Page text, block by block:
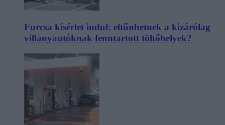
Furcsa kísérlet indul: eltűnhetnek a kizárólag
villanyautóknak fenntartott töltőhelyek?